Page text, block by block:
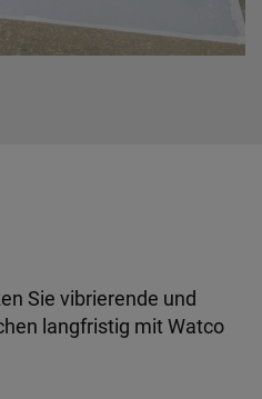
Sie vibrierende und
langfristig mit Watco